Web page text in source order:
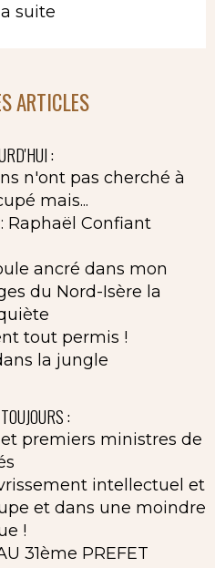
suite
ARTICLES
:
n'ont pas cherché à
mais...
Raphaël Confiant
ancré dans mon
du Nord-Isère la
tout permis !
la jungle
:
premiers ministres de
intellectuel et
et dans une moindre
!
31ème PREFET